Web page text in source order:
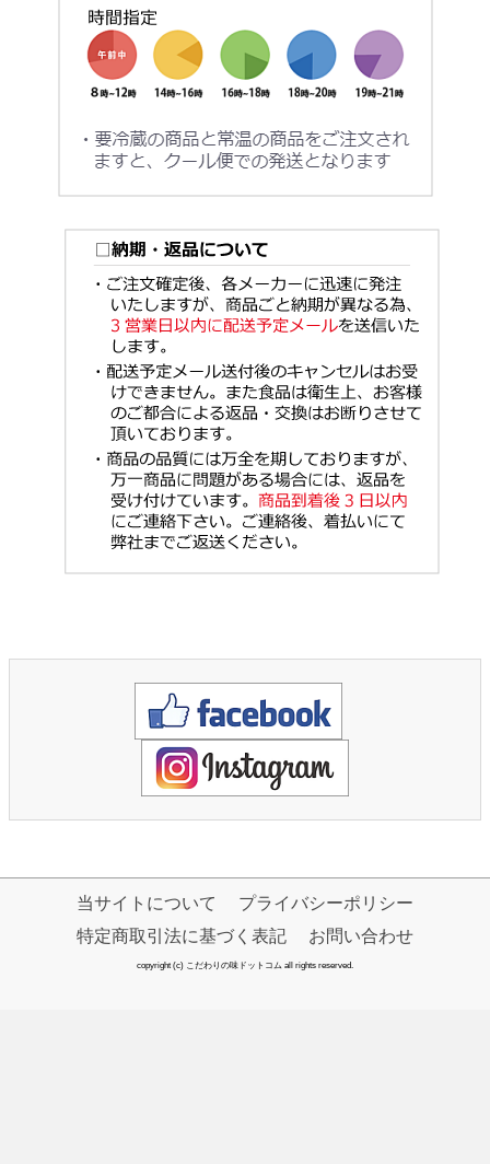
当サイトについて
プライバシーポリシー
特定商取引法に基づく表記
お問い合わせ
copyright (c) こだわりの味ドットコム all rights reserved.